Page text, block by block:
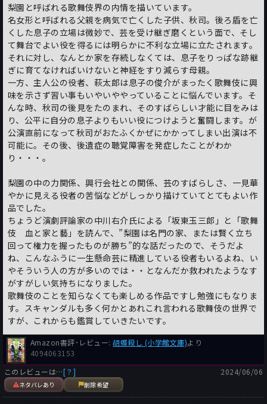
梨園と呼ばれる歌舞伎界の内情を描いています。
名女形と呼ばれる父親を病気で亡くした子供、秋司。後ろ盾を亡
くした息子の立場は微妙で、芸を受け継ぎ磨くという面で、そし
て舞台でよい役を得るには明らかに不利な立場に立たされます。
それに対し、なんとか家を存続しなくては、息子をりっぱな跡継
ぎに育てなければいけないと神経をすり減らす母親。
一方、主人公の役者、萩太郎は息子の俊介がまったく歌舞伎に興
味を示さず習い事もいやいややっていることに悩んでいます。そ
んな時、秋司の後見をたのまれ、そのすばらしい才能に目をみは
り、公平に自分の息子よりもいい役につけようと奮闘します。が
公演直前になって秋司がおたふくかぜにかかってしまい出演は不
可能に。その後、後遺症の聴覚障害を発症したことがわか
り・・・。
梨園の中の力関係、興行会社との関係、芸のすばらしさ、一見華
やかに見える役者の苦悩などがしっかり描けていてとてもよい作
品でした。
ちょうど演劇評論家の中川右介氏による「坂東玉三郎」と「歌舞
伎 血と家と藝」を読んで、”梨園は名門の家、または賢く立ち
回って権力を握ったものが勝ち”的な話だったので、そうだよ
ね、こんなふうに一生懸命芸に精進している役者もいるよね、い
やそういう人の方が多いのでは・・となんだか救われたようなす
がすがしい気持ちになりました。
歌舞伎のことを知らなくても楽しめる作品ですし勉強にもなりま
す。スキャンダルも多く何かとあれこれ言われる歌舞伎の世界で
すが、これからも鑑賞していきたいです。
Amazon書評･レビュー:胡蝶殺し (小学館文庫)より
4094063153
このレビューは…[？]
ネタバレあり 削除希望
2024/06/06